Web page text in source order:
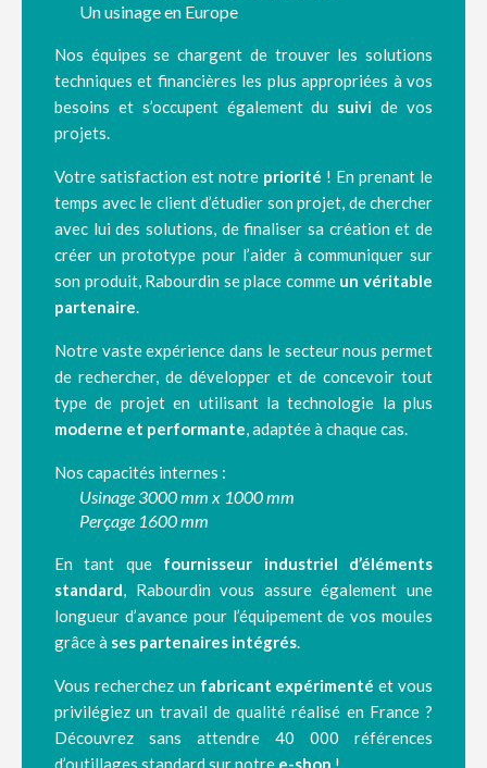
Un usinage en Europe
Nos équipes se chargent de trouver les solutions
techniques et financières les plus appropriées à vos
besoins et s’occupent également du suivide vos
projets.
Votre satisfaction est notre priorité ! En prenant le
temps avec le client d’étudier son projet, de chercher
avec lui des solutions, de finaliser sa création et de
créer un prototype pour l’aider à communiquer sur
son produit, Rabourdin se place comme un véritable
partenaire.
Notre vaste expérience dans le secteur nous permet
de rechercher, de développer et de concevoir tout
type de projet en utilisant la technologie la plus
moderne et performante, adaptée à chaque cas.
Nos capacités internes :
Usinage 3000 mm x 1000 mm
Perçage 1600 mm
En tant que fournisseur industriel d’éléments
standard, Rabourdin vous assure également une
longueur d’avance pour l’équipement de vos moules
grâce à ses partenaires intégrés.
Vous recherchez un fabricant expérimenté et vous
privilégiez un travail de qualité réalisé en France ?
Découvrez sans attendre 40 000 références
d’outillages standard sur notre e-shop !